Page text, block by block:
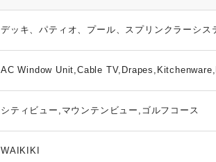
デッキ、パティオ、プール、スプリンクラーシス
AC Window Unit,Cable
シティビュー,マウンテンビュー,ゴルフコース
WAIKIKI